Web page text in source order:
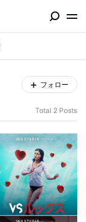
フォロー
Total 2 Posts